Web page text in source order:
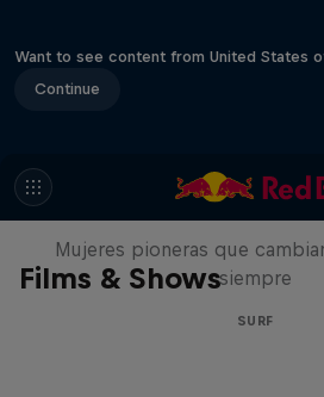
Want to see content from United States
Continue
Films & Shows
NOW
Mujeres pioneras que
siempre
SURF